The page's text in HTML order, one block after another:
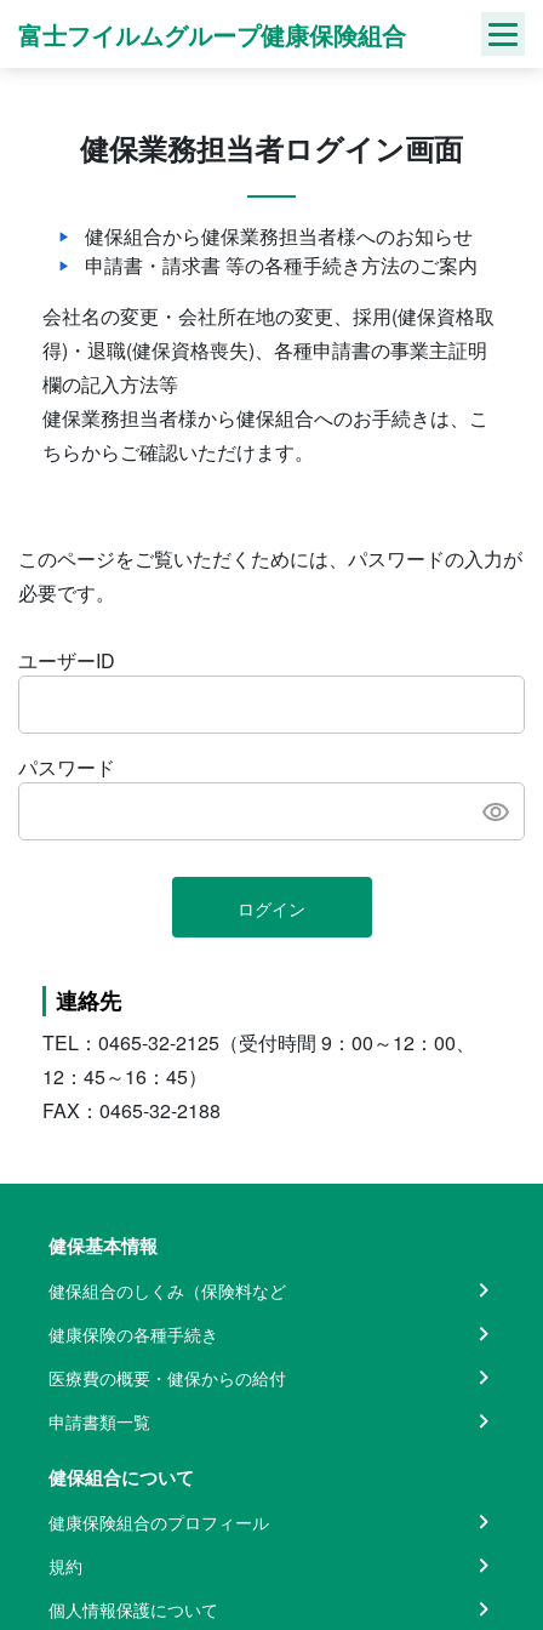
富士フイルムグループ健康保険組合
健保業務担当者ログイン画面
健保組合から健保業務担当者様へのお知らせ
申請書・請求書 等の各種手続き方法のご案内
会社名の変更・会社所在地の変更、採用(健保資格取
得)・退職(健保資格喪失)、各種申請書の事業主証明
欄の記入方法等
健保業務担当者様から健保組合へのお手続きは、こ
ちらからご確認いただけます。
このページをご覧いただくためには、パスワードの入力が
必要です。
ユーザーID
パスワード
ログイン
連絡先
TEL：0465-32-2125（受付時間 9：00～12：00、
12：45～16：45）
FAX：0465-32-2188
健保基本情報
健保組合のしくみ（保険料など
健康保険の各種手続き
医療費の概要・健保からの給付
申請書類一覧
健保組合について
健康保険組合のプロフィール
規約
個人情報保護について